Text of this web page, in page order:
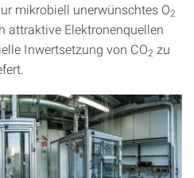
mikrobiell unerwünschtes O2
attraktive Elektronenquellen
Inwertsetzung von CO2 zu